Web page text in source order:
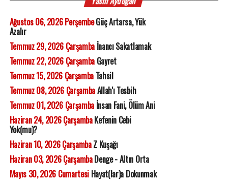
Ağustos 06, 2026 PerşembeGüç Artarsa, Yük
Azalır
Temmuz 29, 2026 Çarşambaİnancı Sakatlamak
Temmuz 22, 2026 ÇarşambaGayret
Temmuz 15, 2026 ÇarşambaTahsil
Temmuz 08, 2026 ÇarşambaAllah'ı Tesbih
Temmuz 01, 2026 Çarşambaİnsan Fani, Ölüm Ani
Haziran 24, 2026 ÇarşambaKefenin Cebi
Yok(mu)?
Haziran 10, 2026 ÇarşambaZ Kuşağı
Haziran 03, 2026 ÇarşambaDenge - Altın Orta
Mayıs 30, 2026 CumartesiHayat(lar)a Dokunmak